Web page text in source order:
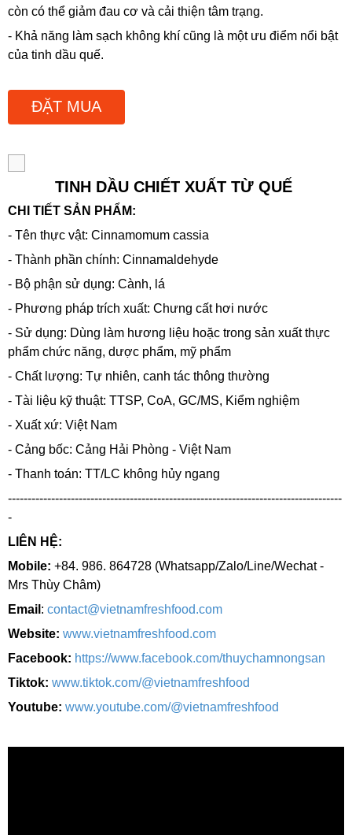
còn có thể giảm đau cơ và cải thiện tâm trạng.
- Khả năng làm sạch không khí cũng là một ưu điểm nổi bật
của tinh dầu quế.
ĐẶT MUA
TINH DẦU CHIẾT XUẤT TỪ QUẾ
CHI TIẾT SẢN PHẨM:
- Tên thực vật: Cinnamomum cassia
- Thành phần chính: Cinnamaldehyde
- Bộ phận sử dụng: Cành, lá
- Phương pháp trích xuất: Chưng cất hơi nước
- Sử dụng: Dùng làm hương liệu hoặc trong sản xuất thực
phẩm chức năng, dược phẩm, mỹ phẩm
- Chất lượng: Tự nhiên, canh tác thông thường
- Tài liệu kỹ thuật: TTSP, CoA, GC/MS, Kiểm nghiệm
- Xuất xứ: Việt Nam
- Cảng bốc: Cảng Hải Phòng - Việt Nam
- Thanh toán: TT/LC không hủy ngang
-------------------------------------------------------------------------------------
-
LIÊN HỆ:
Mobile: +84. 986. 864728 (Whatsapp/Zalo/Line/Wechat -
Mrs Thùy Châm)
Email : contact@vietnamfreshfood.com
Website: www.vietnamfreshfood.com
Facebook: https://www.facebook.com/thuychamnongsan
Tiktok: www.tiktok.com/@vietnamfreshfood
Youtube: www.youtube.com/@vietnamfreshfood